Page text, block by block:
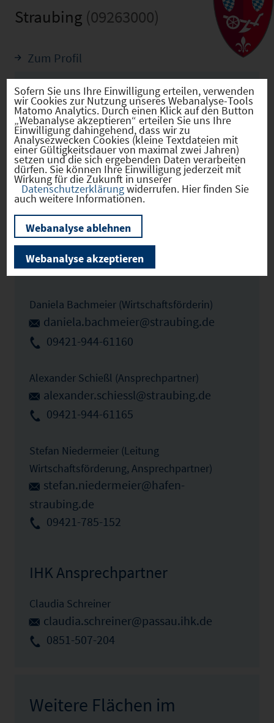
Straubing (09263000)
Zum Profil
Ansprechpartner vor Ort
Markus Pannermayr (Oberbürgermeister)
markus.pannermayr@straubing.de
09421/944-60111
Andreas Löffert (Leitung Wirtschaftsförderung,
Wirtschaftsförderer)
andreas.loeffert@hafen-straubing.de
09421-785-150
Daniela Bachmeier (Wirtschaftsförderin)
daniela.bachmeier@straubing.de
09421-944-61160
Alexander Schießl (Ansprechpartner)
alexander.schiessl@straubing.de
09421-944-61165
Stefan Niedermeier (Leitung
Wirtschaftsförderung, Ansprechpartner)
stefan.niedermeier@hafen-
straubing.de
09421-785-152
IHK Ansprechpartner
Claudia Schreiner
claudia.schreiner@passau.ihk.de
0851-507-204
Weitere Flächen im
Sofern Sie uns Ihre Einwilligung erteilen, verwenden
wir Cookies zur Nutzung unseres Webanalyse-Tools
Matomo Analytics. Durch einen Klick auf den Button
„Webanalyse akzeptieren“ erteilen Sie uns Ihre
Einwilligung dahingehend, dass wir zu
Analysezwecken Cookies (kleine Textdateien mit
einer Gültigkeitsdauer von maximal zwei Jahren)
setzen und die sich ergebenden Daten verarbeiten
dürfen. Sie können Ihre Einwilligung jederzeit mit
Wirkung für die Zukunft in unserer
Datenschutzerklärungwiderrufen. Hier finden Sie
auch weitere Informationen.
Webanalyse ablehnen
Webanalyse akzeptieren